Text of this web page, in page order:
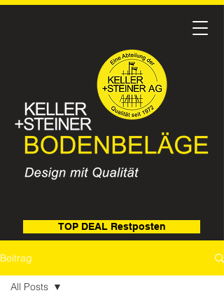
TOP DEAL Restposten
Beitrag
All Posts